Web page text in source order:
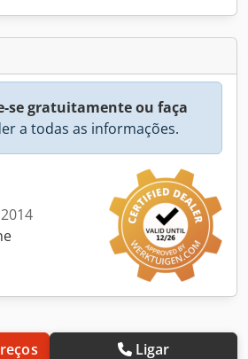
se gratuitamente ou faça
a todas as informações.
Ligar